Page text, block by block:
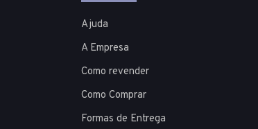
Ajuda
A Empresa
Como revender
Como Comprar
Formas de Entrega